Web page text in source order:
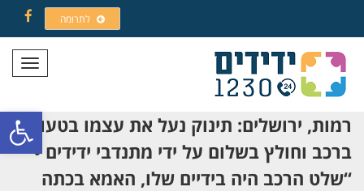
פתח
לתרומה
תפריט
רמות, ירושלים: תינוק נעל את עצמו בטעות
ברכב וחולץ בשלום על ידי מתנדבי ידידים •
“שלט הרכב היה בידיים שלו, האמא בכתה